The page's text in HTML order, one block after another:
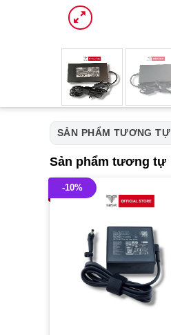
SẢN PHẨM TƯƠNG TỰ
Sản phẩm tương tự
-10%